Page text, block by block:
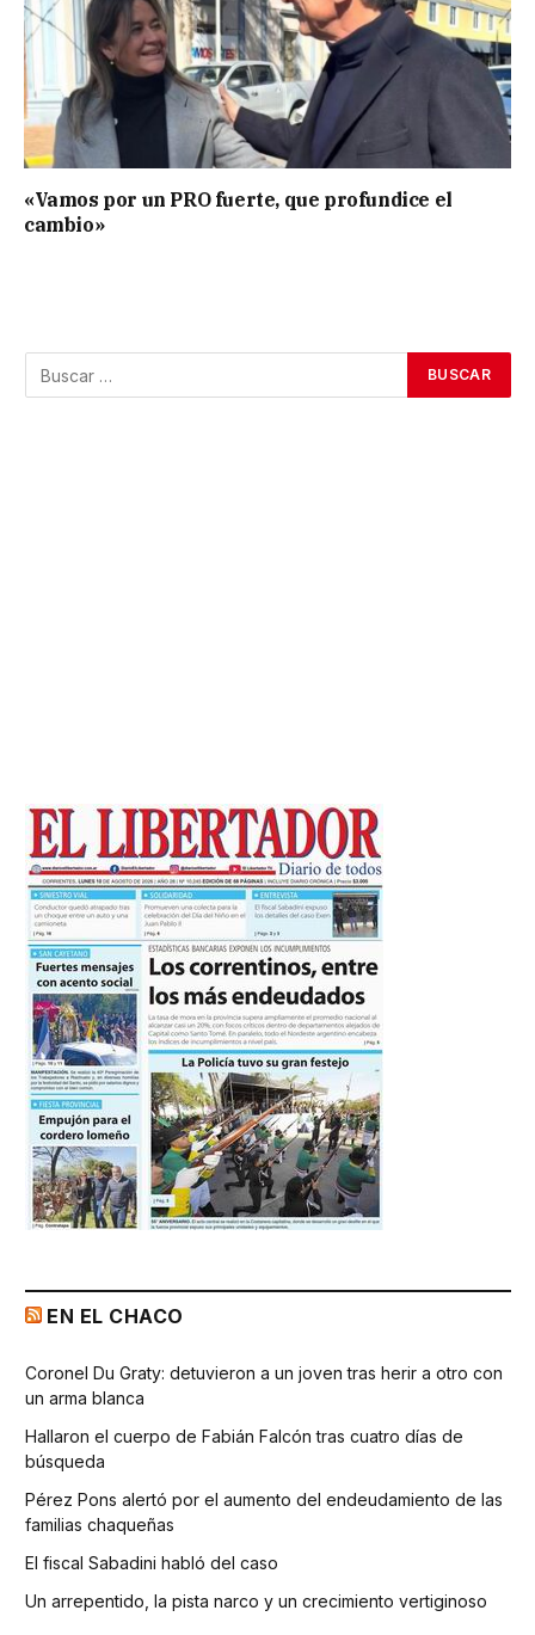
«Vamos por un PRO fuerte, que profundice el
cambio»
EN EL CHACO
Coronel Du Graty: detuvieron a un joven tras herir a otro con
un arma blanca
Hallaron el cuerpo de Fabián Falcón tras cuatro días de
búsqueda
Pérez Pons alertó por el aumento del endeudamiento de las
familias chaqueñas
El fiscal Sabadini habló del caso
Un arrepentido, la pista narco y un crecimiento vertiginoso